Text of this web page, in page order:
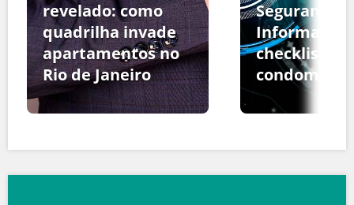
revelado: como
quadrilha invade
apartamentos no
Rio de Janeiro
Segurança
Informação:
checklist